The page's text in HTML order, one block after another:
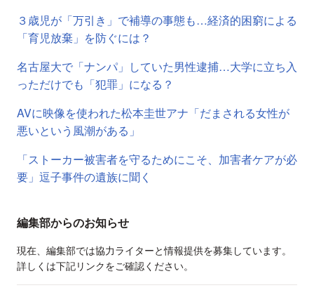
３歳児が「万引き」で補導の事態も…経済的困窮による
「育児放棄」を防ぐには？
名古屋大で「ナンパ」していた男性逮捕…大学に立ち入
っただけでも「犯罪」になる？
AVに映像を使われた松本圭世アナ「だまされる女性が
悪いという風潮がある」
「ストーカー被害者を守るためにこそ、加害者ケアが必
要」逗子事件の遺族に聞く
編集部からのお知らせ
現在、編集部では協力ライターと情報提供を募集しています。
詳しくは下記リンクをご確認ください。